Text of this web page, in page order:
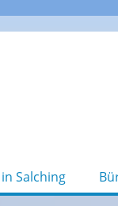
Salching